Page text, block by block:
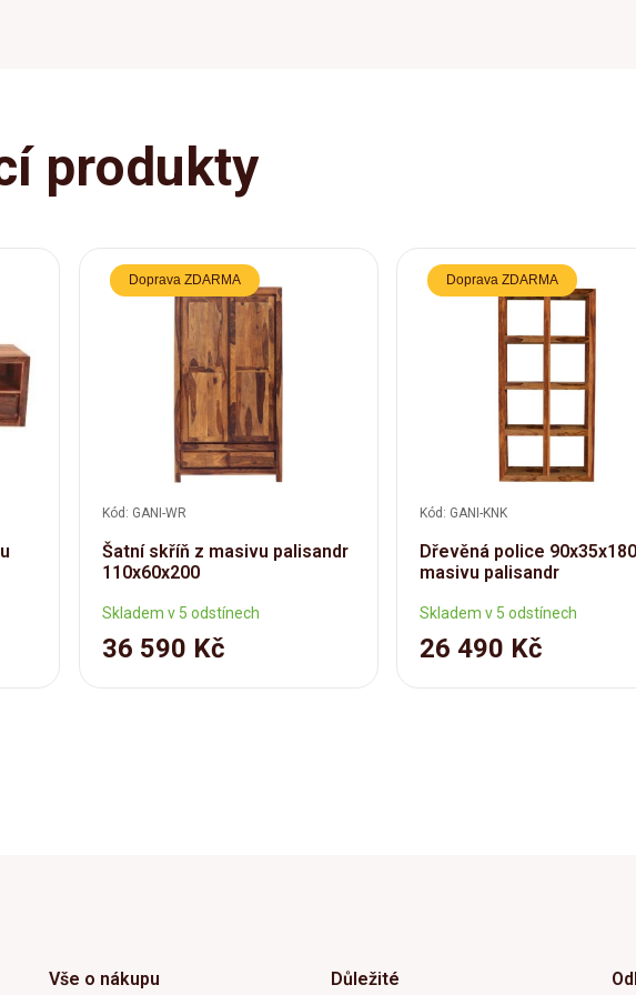
produkty
Doprava ZDARMA
Kód: GANI-WR
Šatní skříň z masivu palisandr
110x60x200
Skladem v 5 odstínech
36 590 Kč
Doprava ZDARMA
Kód: GANI-KNK
Dřevěná police
masivu palisandr
Skladem v 5 odstínech
26 490 Kč
Vše o nákupu Důležité